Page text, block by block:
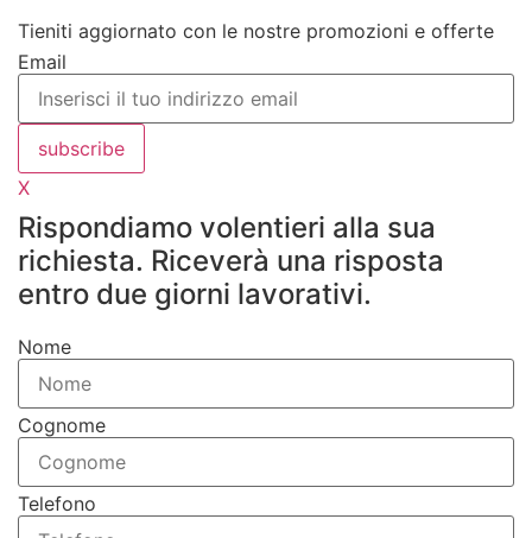
Tieniti aggiornato con le nostre promozioni e offerte
Email
subscribe
X
Rispondiamo volentieri alla sua
richiesta. Riceverà una risposta
entro due giorni lavorativi.
Nome
Cognome
Telefono